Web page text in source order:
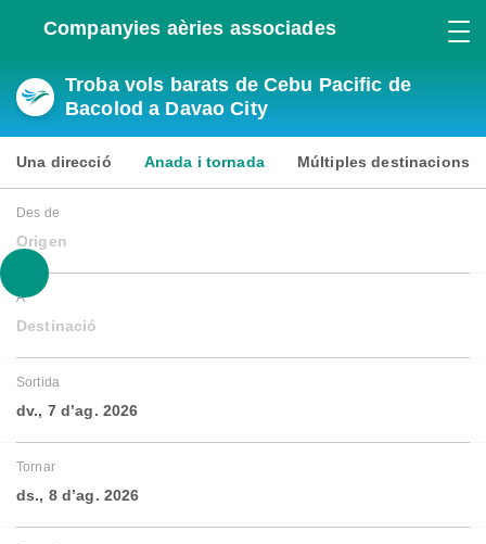
Companyies aèries associades
Troba vols barats de Cebu Pacific de
Bacolod a Davao City
Una direcció Anada i tornada Múltiples destinacions
Des de
Origen
A
Destinació
Sortida
dv., 7 d’ag. 2026
Tornar
ds., 8 d’ag. 2026